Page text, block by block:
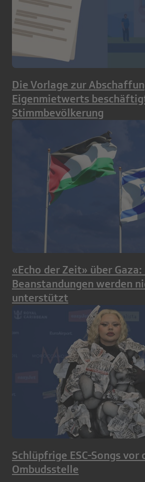
Die Vorlage zur
Eigenmietwerts
Stimmbevölkerung
«Echo der Zeit» über
Beanstandungen werden
unterstützt
Schlüpfrige ESC-Songs vor
Ombudsstelle